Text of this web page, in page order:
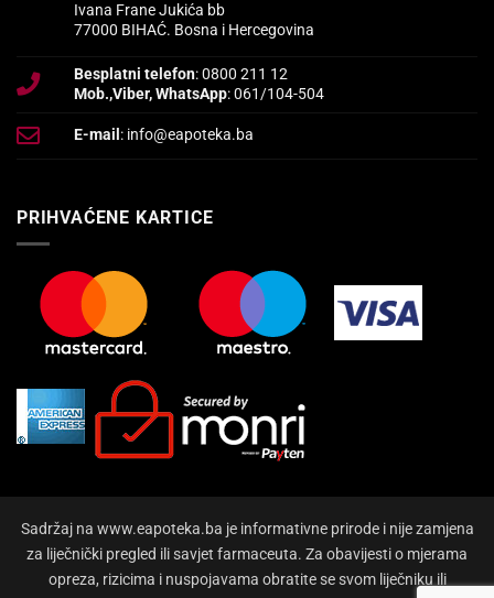
Ivana Frane Jukića bb
77000 BIHAĆ. Bosna i Hercegovina
Besplatni telefon: 0800 211 12
Mob.,Viber, WhatsApp: 061/104-504
E-mail : info@eapoteka.ba
PRIHVAĆENE KARTICE
Sadržaj na www.eapoteka.ba je informativne prirode i nije zamjena
za liječnički pregled ili savjet farmaceuta. Za obavijesti o mjerama
opreza, rizicima i nuspojavama obratite se svom liječniku ili